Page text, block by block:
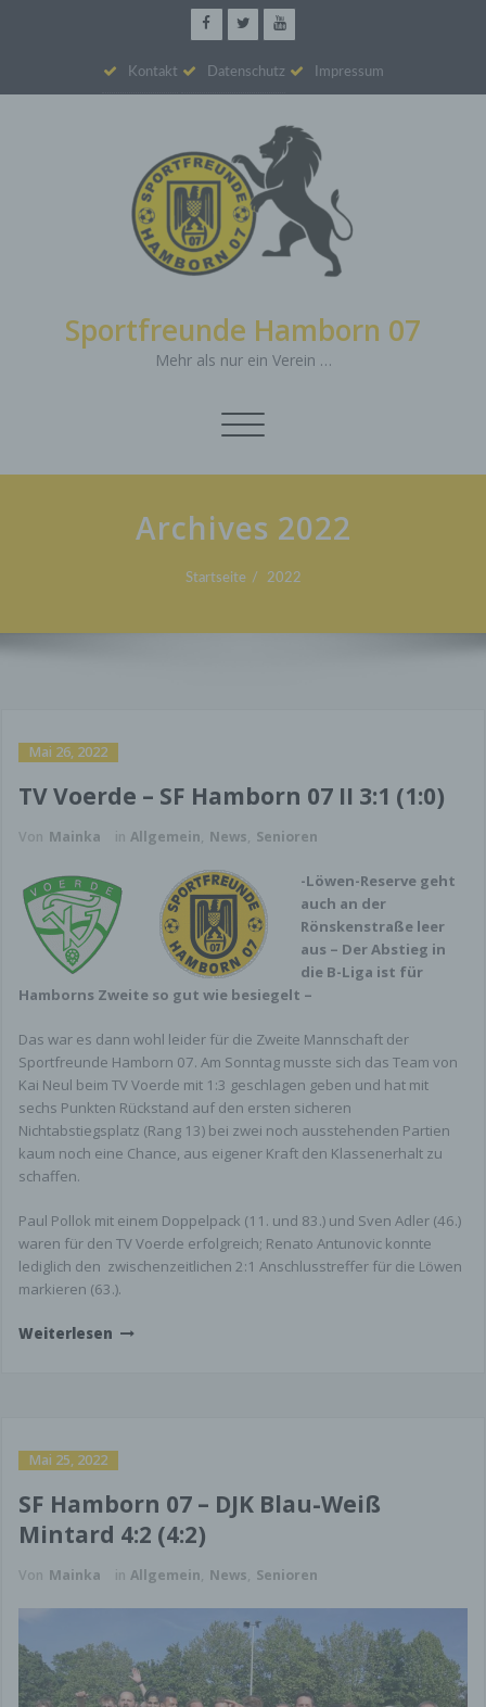
Kontakt Datenschutz Impressum
Sportfreunde Hamborn 07
Mehr als nur ein Verein …
Schalte
Archives 2022
Startseite 2022
Mai 26, 2022
TV Voerde – SF Hamborn 07 II 3:1 (1:0)
Von Mainka in Allgemein, News, Senioren
-Löwen-Reserve geht
auch an der
Rönskenstraße leer
aus – Der Abstieg in
die B-Liga ist für
Hamborns Zweite so gut wie besiegelt –
Das war es dann wohl leider für die Zweite Mannschaft der
Sportfreunde Hamborn 07. Am Sonntag musste sich das Team von
Kai Neul beim TV Voerde mit 1:3 geschlagen geben und hat mit
sechs Punkten Rückstand auf den ersten sicheren
Nichtabstiegsplatz (Rang 13) bei zwei noch ausstehenden Partien
kaum noch eine Chance, aus eigener Kraft den Klassenerhalt zu
schaffen.
Paul Pollok mit einem Doppelpack (11. und 83.) und Sven Adler (46.)
waren für den TV Voerde erfolgreich; Renato Antunovic konnte
lediglich den zwischenzeitlichen 2:1 Anschlusstreffer für die Löwen
markieren (63.).
Weiterlesen
Mai 25, 2022
SF Hamborn 07 – DJK Blau-Weiß
Mintard 4:2 (4:2)
Von Mainka in Allgemein, News, Senioren